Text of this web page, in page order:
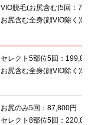
VIO脱毛(お尻含む)5回：
お尻含む全身(顔VIO除く)5
セレクト5部位5回：
お尻含む全身(顔VIO除く)5
お尻のみ5回：87,800円
セレクト8部位5回：